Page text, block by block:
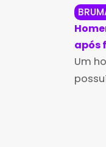
após
pular
Um